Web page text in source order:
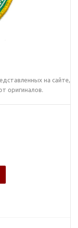
на сайте,
оригиналов.